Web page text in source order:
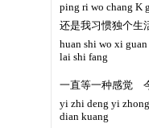
ping ri wo chang K
还是我习惯独个
huan shi wo xi
lai shi fang
一直等一种感觉
yi zhi deng yi
dian kuang